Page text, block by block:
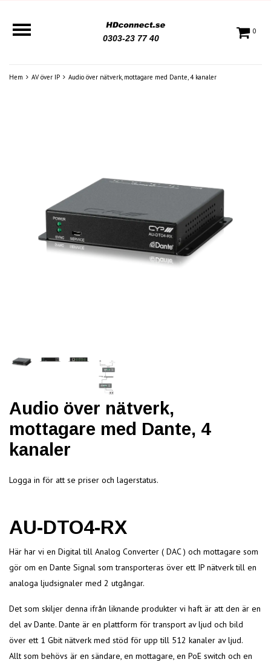
0303-23 77 40
0
Hem AV över IP Audio över nätverk, mottagare med Dante, 4 kanaler
Audio över nätverk,
mottagare med Dante, 4
kanaler
Logga in för att se priser och lagerstatus.
AU-DTO4-RX
Här har vi en Digital till Analog Converter ( DAC ) och mottagare som
gör om en Dante Signal som transporteras över ett IP nätverk till en
analoga ljudsignaler med 2 utgångar.
Det som skiljer denna ifrån liknande produkter vi haft är att den är en
del av Dante. Dante är en plattform för transport av ljud och bild
över ett 1 Gbit nätverk med stöd för upp till 512 kanaler av ljud.
Allt som behövs är en sändare, en mottagare, en PoE switch och en